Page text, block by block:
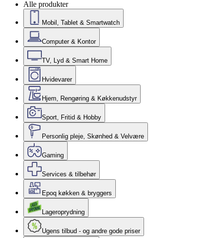
Alle produkter
Mobil, Tablet & Smartwatch
Computer & Kontor
TV, Lyd & Smart Home
Hvidevarer
Hjem, Rengøring & Køkkenudstyr
Sport, Fritid & Hobby
Personlig pleje, Skønhed & Velvære
Gaming
Services & tilbehør
Epoq køkken & bryggers
Lageroprydning
Ugens tilbud - og andre gode priser